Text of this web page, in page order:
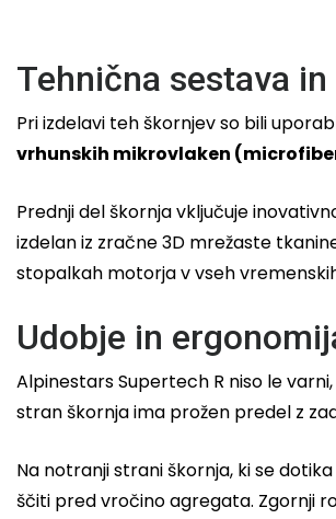
Tehnična sestava
Pri izdelavi teh škornjev so bili
vrhunskih mikrovlaken
Prednji del škornja vključuje
izdelan iz zračne 3D mrežaste
stopalkah motorja v vseh
Udobje in
Alpinestars Supertech R niso le
stran škornja ima prožen predel z
Na notranji strani škornja, ki se
ščiti pred vročino agregata. Zgornji